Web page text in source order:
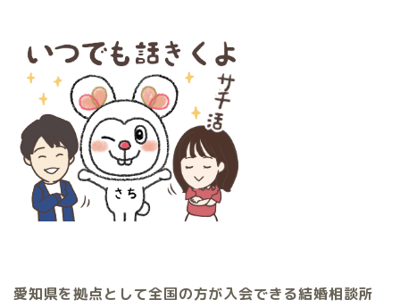
愛知県を拠点として全国の方が入会できる結婚相談所